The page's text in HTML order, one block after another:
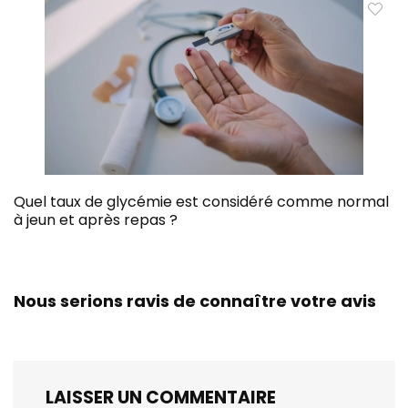
Quel taux de glycémie est considéré comme normal
à jeun et après repas ?
Nous serions ravis de connaître votre avis
LAISSER UN COMMENTAIRE